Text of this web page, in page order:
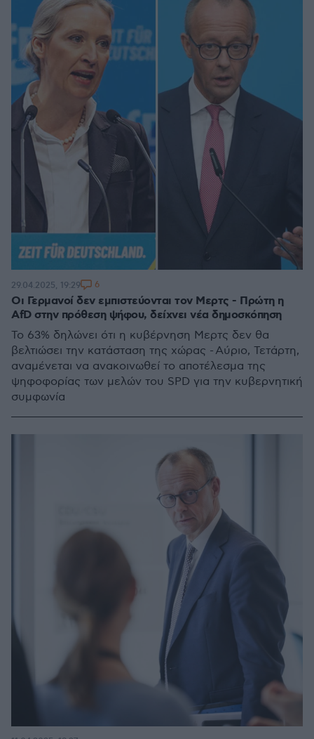
Οι Γερμανοί δεν εμπιστεύονται τον Μερτς - Πρώτη η
AfD στην πρόθεση ψήφου, δείχνει νέα δημοσκόπηση
Το 63% δηλώνει ότι η κυβέρνηση Μερτς δεν θα
βελτιώσει την κατάσταση της χώρας - Αύριο, Τετάρτη,
αναμένεται να ανακοινωθεί το αποτέλεσμα της
ψηφοφορίας των μελών του SPD για την κυβερνητική
συμφωνία
29.04.2025, 19:29 6